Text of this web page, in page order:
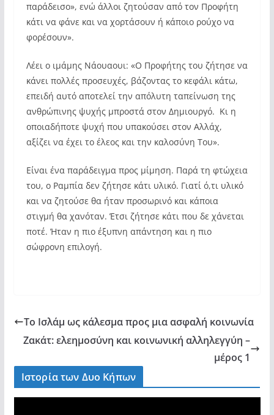
παράδεισο», ενώ άλλοι ζητούσαν από τον Προφήτη
κάτι να φάνε και να χορτάσουν ή κάποιο ρούχο να
φορέσουν».
Λέει ο ιμάμης Νάουαουι: «Ο Προφήτης του ζήτησε να
κάνει πολλές προσευχές, βάζοντας το κεφάλι κάτω,
επειδή αυτό αποτελεί την απόλυτη ταπείνωση της
ανθρώπινης ψυχής μπροστά στον Δημιουργό. Κι η
οποιαδήποτε ψυχή που υπακούσει στον Αλλάχ,
αξίζει να έχει το έλεος και την καλοσύνη Του».
Είναι ένα παράδειγμα προς μίμηση. Παρά τη φτώχεια
του, ο Ραμπία δεν ζήτησε κάτι υλικό. Γιατί ό,τι υλικό
και να ζητούσε θα ήταν προσωρινό και κάποια
στιγμή θα χανόταν. Έτσι ζήτησε κάτι που δε χάνεται
ποτέ. Ήταν η πιο έξυπνη απάντηση και η πιο
σώφρονη επιλογή.
Το Ισλάμ ως κάλεσμα προς μια ασφαλή κοινωνία
Ζακάτ: ελεημοσύνη και κοινωνική αλληλεγγύη –
μέρος 1
Ιστορία των Δυο Κήπων